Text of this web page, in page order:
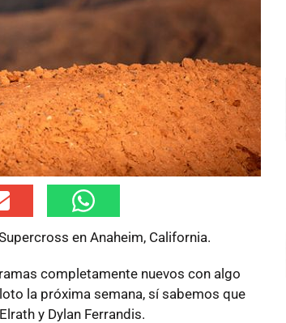
en Anaheim, California.
completamente nuevos con algo
la próxima semana, sí sabemos que
y Dylan Ferrandis.